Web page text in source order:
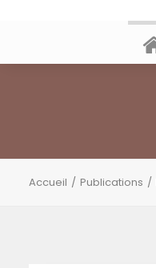
Accueil Publications